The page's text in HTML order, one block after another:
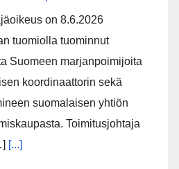
on 8.6.2026
tuomiolla tuominnut
Suomeen marjanpoimijoita
koordinaattorin sekä
suomalaisen yhtiön
Toimitusjohtaja
[...]